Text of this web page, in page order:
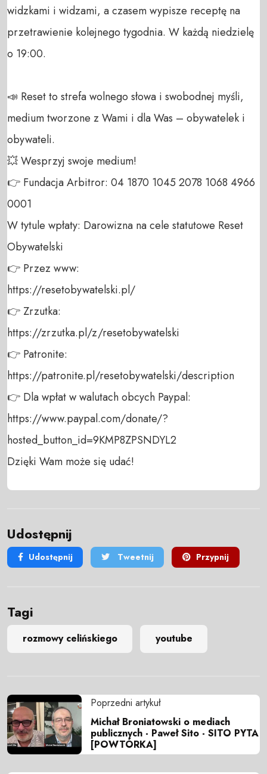
widzkami i widzami, a czasem wypisze receptę na
przetrawienie kolejnego tygodnia. W każdą niedzielę
o 19:00.
📣 Reset to strefa wolnego słowa i swobodnej myśli,
medium tworzone z Wami i dla Was – obywatelek i
obywateli.
💥 Wesprzyj swoje medium!
👉 Fundacja Arbitror: 04 1870 1045 2078 1068 4966
0001
W tytule wpłaty: Darowizna na cele statutowe Reset
Obywatelski
👉 Przez www:
https://resetobywatelski.pl/
👉 Zrzutka:
https://zrzutka.pl/z/resetobywatelski
👉 Patronite:
https://patronite.pl/resetobywatelski/description
👉 Dla wpłat w walutach obcych Paypal:
https://www.paypal.com/donate/?
hosted_button_id=9KMP8ZPSNDYL2
Dzięki Wam może się udać!
Udostępnij
Udostępnij Tweetnij Przypnij
Tagi
rozmowy celińskiego youtube
Poprzedni artykuł
Michał Broniatowski o mediach
publicznych - Paweł Sito - SITO PYTA
[POWTÓRKA]